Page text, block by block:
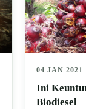
04 JAN 2021
Ini
Biodiesel